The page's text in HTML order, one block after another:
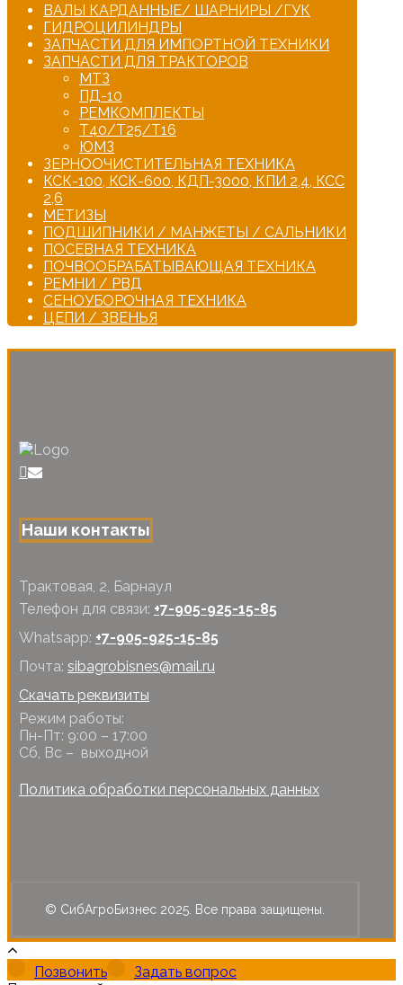
ВАЛЫ КАРДАННЫЕ/ ШАРНИРЫ /ГУК
ГИДРОЦИЛИНДРЫ
ЗАПЧАСТИ ДЛЯ ИМПОРТНОЙ ТЕХНИКИ
ЗАПЧАСТИ ДЛЯ ТРАКТОРОВ
МТЗ
ПД-10
РЕМКОМПЛЕКТЫ
Т40/Т25/Т16
ЮМЗ
ЗЕРНООЧИСТИТЕЛЬНАЯ ТЕХНИКА
КСК-100, КСК-600, КДП-3000, КПИ 2,4, КСС
2,6
МЕТИЗЫ
ПОДШИПНИКИ / МАНЖЕТЫ / САЛЬНИКИ
ПОСЕВНАЯ ТЕХНИКА
ПОЧВООБРАБАТЫВАЮЩАЯ ТЕХНИКА
РЕМНИ / РВД
СЕНОУБОРОЧНАЯ ТЕХНИКА
ЦЕПИ / ЗВЕНЬЯ
Наши контакты
Трактовая, 2, Барнаул
Телефон для связи: +7-905-925-15-85
Whatsapp: +7-905-925-15-85
Почта: sibagrobisnes@mail.ru
Скачать реквизиты
Режим работы:
Пн-Пт: 9:00 – 17:00
Сб, Вс – выходной
Политика обработки персональных данных
© СибАгроБизнес 2025. Все права защищены.
Позвонить
Задать вопрос